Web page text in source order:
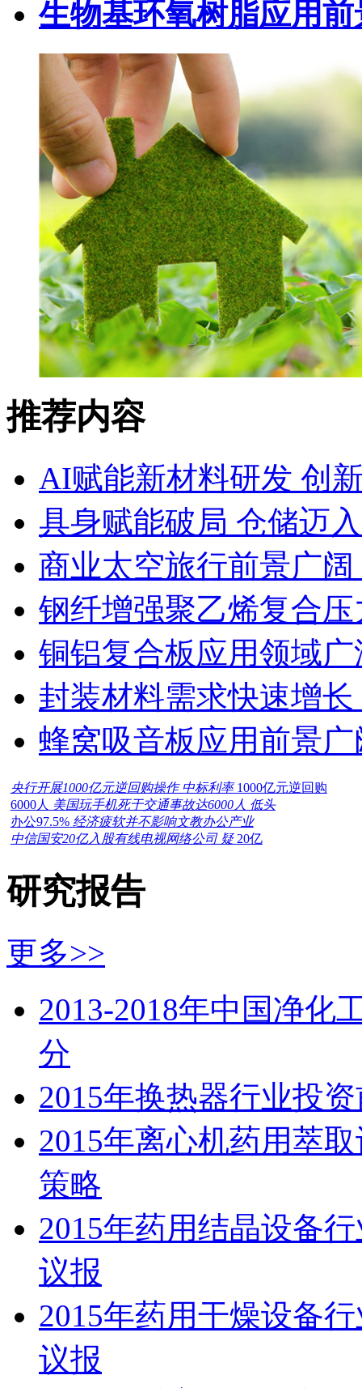
生物基环氧树脂应用
推荐内容
AI赋能新材料研发 创
具身赋能破局 仓储迈
商业太空旅行前景广
钢纤增强聚乙烯复合
铜铝复合板应用领域
封装材料需求快速增
蜂窝吸音板应用前景
央行开展1000亿元逆回购操作 中标利率 1000亿元逆回购
6000人 美国玩手机死于交通事故达6000人 低头
办公97.5% 经济疲软并不影响文教办公产业
中信国安20亿入股有线电视网络公司 疑 20亿
研究报告
更多>>
2013-2018年中国净化
分
2015年换热器行业投
2015年离心机药用萃
策略
2015年药用结晶设备
议报
2015年药用干燥设备
议报